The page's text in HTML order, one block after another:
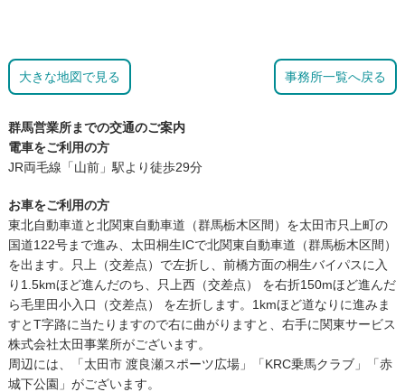
大きな地図で見る 事務所一覧へ戻る
群馬営業所までの交通のご案内
電車をご利用の方
JR両毛線「山前」駅より徒歩29分
お車をご利用の方
東北自動車道と北関東自動車道（群馬栃木区間）を太田市只上町の
国道122号まで進み、太田桐生ICで北関東自動車道（群馬栃木区間）
を出ます。只上（交差点）で左折し、前橋方面の桐生バイパスに入
り1.5kmほど進んだのち、只上西（交差点） を右折150mほど進んだ
ら毛里田小入口（交差点） を左折します。1kmほど道なりに進みま
すとT字路に当たりますので右に曲がりますと、右手に関東サービス
株式会社太田事業所がございます。
周辺には、「太田市 渡良瀬スポーツ広場」「KRC乗馬クラブ」「赤
城下公園」がございます。